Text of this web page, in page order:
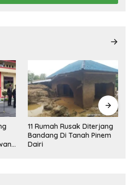
11 Rumah Rusak Diterjang
Bandang Di Tanah Pinem
Dairi